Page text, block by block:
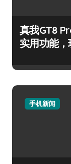
真我GT8
实用功能，
手机新闻